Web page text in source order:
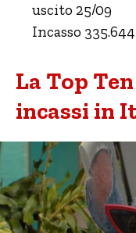
uscito 25/09
Incasso
La Top
incassi in